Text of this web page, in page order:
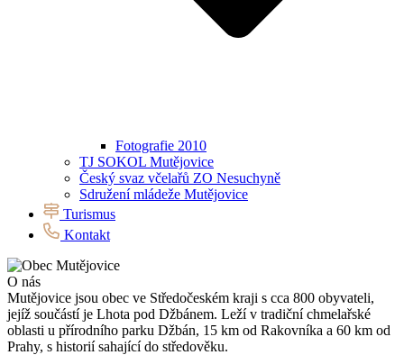
Fotografie 2010
TJ SOKOL Mutějovice
Český svaz včelařů ZO Nesuchyně
Sdružení mládeže Mutějovice
Turismus
Kontakt
O nás
Mutějovice jsou obec ve Středočeském kraji s cca 800 obyvateli,
jejíž součástí je Lhota pod Džbánem. Leží v tradiční chmelařské
oblasti u přírodního parku Džbán, 15 km od Rakovníka a 60 km od
Prahy, s historií sahající do středověku.